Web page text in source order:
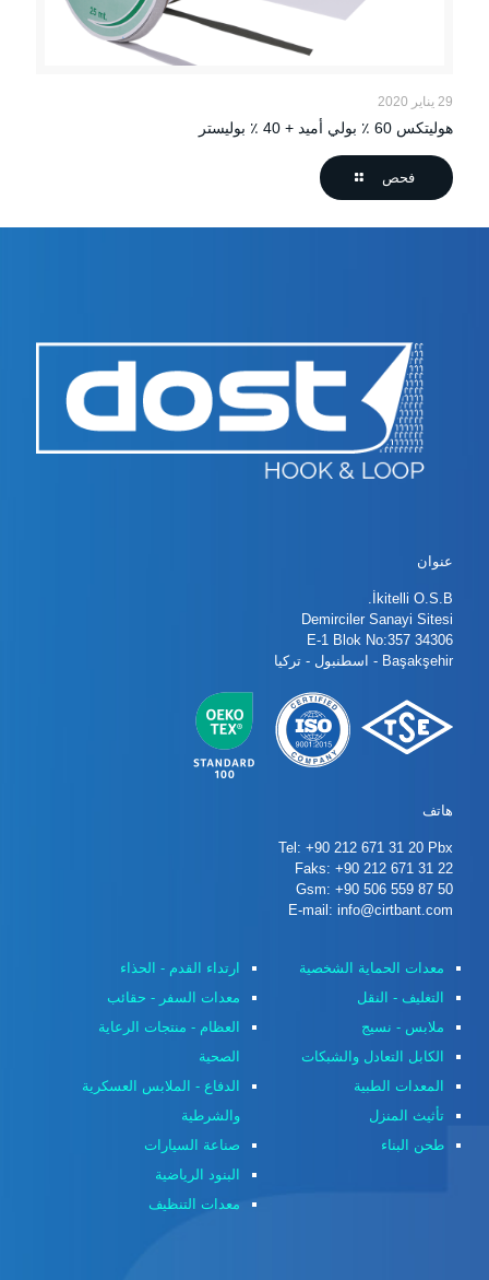
29 يناير 2020
هوليتكس 60 ٪ بولي أميد + 40 ٪ بوليستر
فحص
عنوان
İkitelli O.S.B.
Demirciler Sanayi Sitesi
E-1 Blok No:357 34306
Başakşehir - اسطنبول - تركيا
هاتف
Tel: +90 212 671 31 20 Pbx
Faks: +90 212 671 31 22
Gsm: +90 506 559 87 50
E-mail: info@cirtbant.com
ارتداء القدم - الحذاء
معدات السفر - حقائب
العظام - منتجات الرعاية
الصحية
الدفاع - الملابس العسكرية
والشرطية
صناعة السيارات
البنود الرياضية
معدات التنظيف
معدات الحماية الشخصية
التغليف - النقل
ملابس - نسيج
الكابل التعادل والشبكات
المعدات الطبية
تأثيث المنزل
طحن البناء